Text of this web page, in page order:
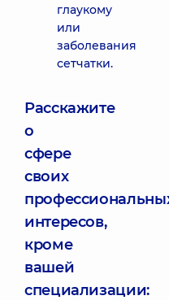
глаукому
или
заболевания
сетчатки.
Расскажите
о
сфере
своих
интересов,
кроме
вашей
специализации: